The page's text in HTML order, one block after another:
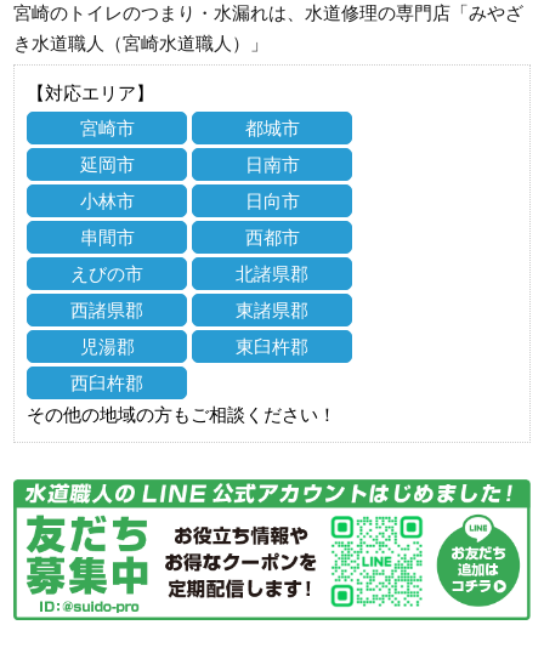
宮崎のトイレのつまり・水漏れは、水道修理の専門店「みやざ
き水道職人（宮崎水道職人）」
【対応エリア】
宮崎市
都城市
延岡市
日南市
小林市
日向市
串間市
西都市
えびの市
北諸県郡
西諸県郡
東諸県郡
児湯郡
東臼杵郡
西臼杵郡
その他の地域の方もご相談ください！